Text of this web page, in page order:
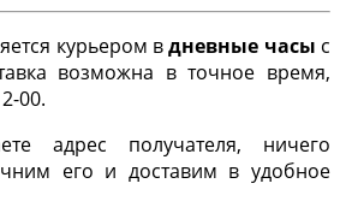
курьером вдневные часы с
возможна в точное время,
00.
адрес получателя, ничего
его и доставим в удобное